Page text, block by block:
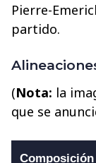
Pierre-
partido.
(Nota: la
que se